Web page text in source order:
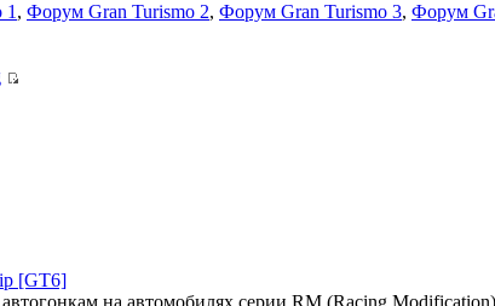
1 , Форум Gran Turismo 2, Форум Gran Turismo 3, Форум
[GT6]
на автомобилях серии RM (Racing